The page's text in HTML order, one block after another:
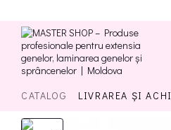
CATALOG LIVRAREA ȘI